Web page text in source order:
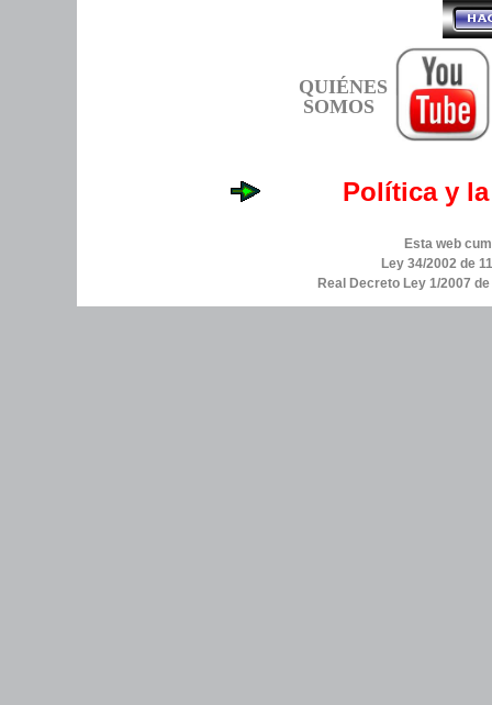
QUIÉNES
SOMOS
Política y
Esta web
Ley 34/2002 de
Real Decreto Ley 1/2007